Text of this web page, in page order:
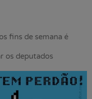
fins de semana é
os deputados